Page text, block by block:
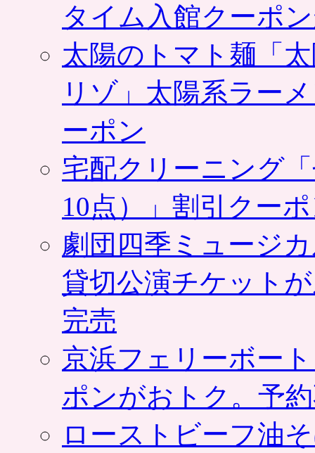
タイム入館クーポ
太陽のトマト麺「
リゾ」太陽系ラー
ーポン
宅配クリーニング
10点）」割引クー
劇団四季ミュージ
貸切公演チケット
完売
京浜フェリーボー
ポンがおトク。予
ローストビーフ油